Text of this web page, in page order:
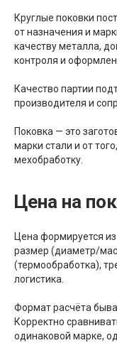
Круглые поковки
от назначения и
качеству металла,
контроля и
Качество партии
производителя и
Поковка — это
марки стали и от
мехобработку.
Цена на
Цена формируется
размер (диаметр/
(термообработка),
логистика.
Формат расчёта
Корректно
одинаковой марке,